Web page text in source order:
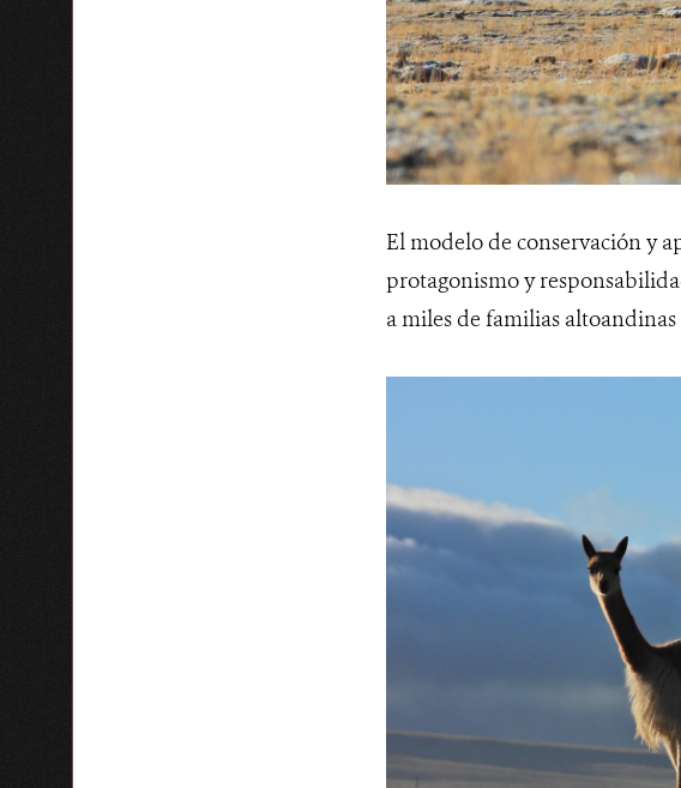
El modelo de conservación y
protagonismo y
a miles de familias